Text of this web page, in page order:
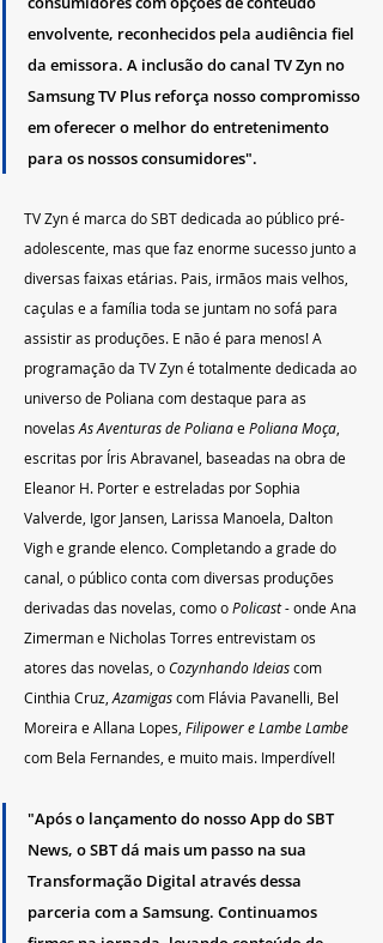
envolvente, reconhecidos pela audiência fiel
da emissora. A inclusão do canal TV Zyn no
Samsung TV Plus reforça nosso compromisso
em oferecer o melhor do entretenimento
para os nossos consumidores".
TV Zyn é marca do SBT dedicada ao público pré-
adolescente, mas que faz enorme sucesso junto a
diversas faixas etárias. Pais, irmãos mais velhos,
caçulas e a família toda se juntam no sofá para
assistir as produções. E não é para menos! A
programação da TV Zyn é totalmente dedicada ao
universo de Poliana com destaque para as
novelas As Aventuras de Poliana e Poliana Moça
escritas por Íris Abravanel, baseadas na obra de
Eleanor H. Porter e estreladas por Sophia
Valverde, Igor Jansen, Larissa Manoela, Dalton
Vigh e grande elenco. Completando a grade do
canal, o público conta com diversas produções
derivadas das novelas, como o Policast - onde Ana
Zimerman e Nicholas Torres entrevistam os
atores das novelas, o Cozynhando Ideias com
Cinthia Cruz, Azamigas com Flávia Pavanelli, Bel
Moreira e Allana Lopes, Filipower e Lambe Lambe
com Bela Fernandes, e muito mais. Imperdível!
"Após o lançamento do nosso App do SBT
News, o SBT dá mais um passo na sua
Transformação Digital através dessa
parceria com a Samsung. Continuamos